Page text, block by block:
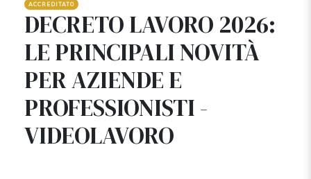
ACCREDITATO
DECRETO LAVORO 2026:
LE PRINCIPALI NOVITÀ
PER AZIENDE E
PROFESSIONISTI -
VIDEOLAVORO